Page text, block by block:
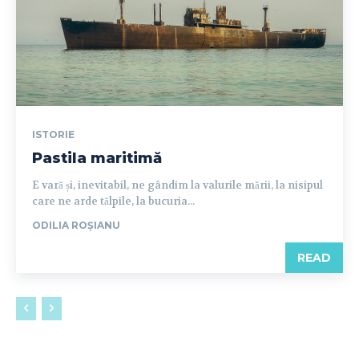
ISTORIE
Pastila maritimă
E vară și, inevitabil, ne gândim la valurile mării, la nisipul
care ne arde tălpile, la bucuria...
ODILIA ROȘIANU
READ